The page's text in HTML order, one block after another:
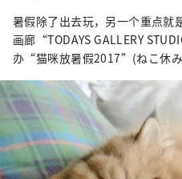
暑假除了出去玩，另一个重点就
画廊“TODAYS GALLERY
办“猫咪放暑假2017”(ねこ休み